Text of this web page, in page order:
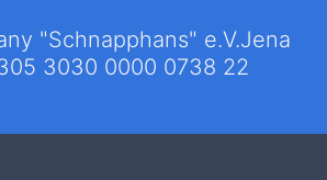
"Schnapphans" e.V.Jena
3030 0000 0738 22